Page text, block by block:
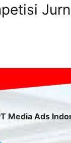
Media Ads